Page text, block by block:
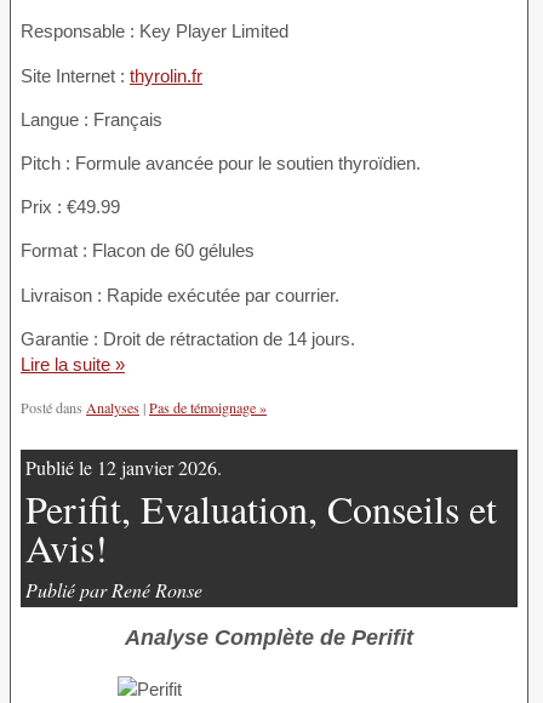
Responsable : Key Player Limited
Site Internet : thyrolin.fr
Langue : Français
Pitch : Formule avancée pour le soutien thyroïdien.
Prix : €49.99
Format : Flacon de 60 gélules
Livraison : Rapide exécutée par courrier.
Garantie : Droit de rétractation de 14 jours.
Lire la suite »
Posté dans Analyses|Pas de témoignage »
Publié le 12 janvier 2026.
Perifit, Evaluation, Conseils et
Avis!
Publié par René Ronse
Analyse Complète de Perifit